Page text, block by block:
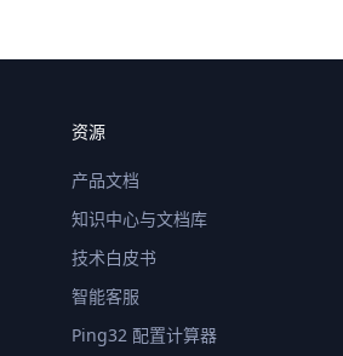
资源
产品文档
知识中心与文档库
技术白皮书
智能客服
Ping32 配置计算器